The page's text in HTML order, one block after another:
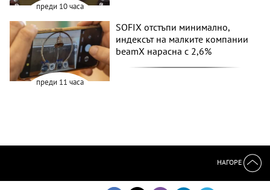
преди 10 часа
преди 11 часа
SOFIX отстъпи минимално,
индексът на малките компании
beamX нарасна с 2,6%
НАГОРЕ